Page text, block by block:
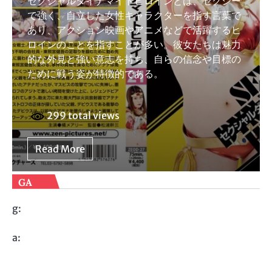
で強く、自立した女性キャラクターを指す言葉で
あり、アクション映画やアニメなどで活躍するヒ
ロインのことを指すことが多い。彼女たちは魅力
的な外見と強い意志を持ち、自らの信念や目標の
ために戦う姿が特徴的である。
299 total views
Read More
GA
g:
a: